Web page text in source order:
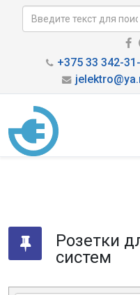
+375 33 342-
Розетки
систем